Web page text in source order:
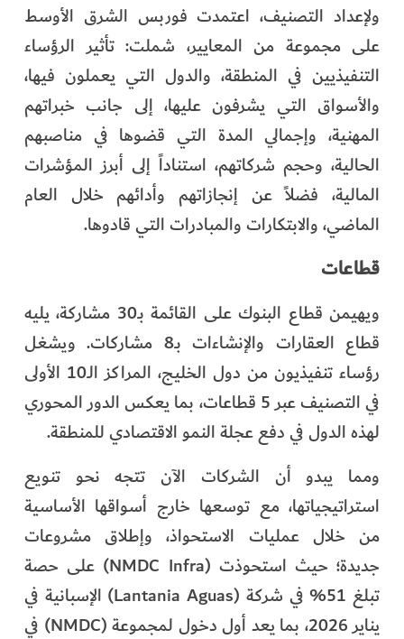
ولإعداد التصنيف، اعتمدت فوربس الشرق الأوسط
على مجموعة من المعايير، شملت: تأثير الرؤساء
التنفيذيين في المنطقة، والدول التي يعملون فيها،
والأسواق التي يشرفون عليها، إلى جانب خبراتهم
المهنية، وإجمالي المدة التي قضوها في مناصبهم
الحالية، وحجم شركاتهم، استناداً إلى أبرز المؤشرات
المالية، فضلاً عن إنجازاتهم وأدائهم خلال العام
الماضي، والابتكارات والمبادرات التي قادوها.
قطاعات
ويهيمن قطاع البنوك على القائمة بـ30 مشاركة، يليه
قطاع العقارات والإنشاءات بـ8 مشاركات. ويشغل
رؤساء تنفيذيون من دول الخليج، المراكز الـ10 الأولى
في التصنيف عبر 5 قطاعات، بما يعكس الدور المحوري
لهذه الدول في دفع عجلة النمو الاقتصادي للمنطقة.
ومما يبدو أن الشركات الآن تتجه نحو تنويع
استراتيجياتها، مع توسعها خارج أسواقها الأساسية
من خلال عمليات الاستحواذ، وإطلاق مشروعات
جديدة؛ حيث استحوذت (NMDC Infra) على حصة
تبلغ 51% في شركة (Lantania Aguas) الإسبانية في
يناير 2026، بما يعد أول دخول لمجموعة (NMDC) في